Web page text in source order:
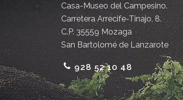
Casa-Museo del Campesino.
Carretera Arrecife-Tinajo, 8.
C.P. 35559 Mozaga
San Bartolomé de Lanzarote
928 52 10 48